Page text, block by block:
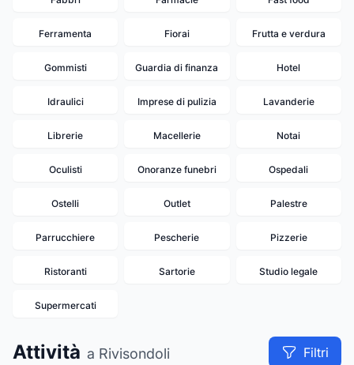
Ferramenta Fiorai Frutta e verdura
Gommisti Guardia di finanza Hotel
Idraulici Imprese di pulizia Lavanderie
Librerie Macellerie Notai
Oculisti Onoranze funebri Ospedali
Ostelli Outlet Palestre
Parrucchiere Pescherie Pizzerie
Ristoranti Sartorie Studio legale
Supermercati
Attività a Rivisondoli Filtri